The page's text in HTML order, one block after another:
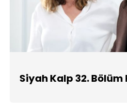
Siyah Kalp 32.